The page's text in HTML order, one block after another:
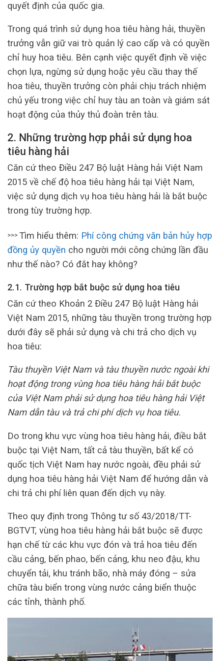
quyết định của quốc gia.
Trong quá trình sử dụng hoa tiêu hàng hải, thuyền
trưởng vẫn giữ vai trò quản lý cao cấp và có quyền
chỉ huy hoa tiêu. Bên cạnh việc quyết định về việc
chọn lựa, ngừng sử dụng hoặc yêu cầu thay thế
hoa tiêu, thuyền trưởng còn phải chịu trách nhiệm
chủ yếu trong việc chỉ huy tàu an toàn và giám sát
hoạt động của thủy thủ đoàn trên tàu.
2. Những trường hợp phải sử dụng hoa
tiêu hàng hải
Căn cứ theo Điều 247 Bộ luật Hàng hải Việt Nam
2015 về chế độ hoa tiêu hàng hải tại Việt Nam,
việc sử dụng dịch vụ hoa tiêu hàng hải là bắt buộc
trong tùy trường hợp.
>>> Tìm hiểu thêm: Phí công chứng văn bản hủy hợp
đồng ủy quyền cho người mới công chứng lần đầu
như thế nào? Có đắt hay không?
2.1. Trường hợp bắt buộc sử dụng hoa tiêu
Căn cứ theo Khoản 2 Điều 247 Bộ luật Hàng hải
Việt Nam 2015, những tàu thuyền trong trường hợp
dưới đây sẽ phải sử dụng và chi trả cho dịch vụ
hoa tiêu:
Tàu thuyền Việt Nam và tàu thuyền nước ngoài khi
hoạt động trong vùng hoa tiêu hàng hải bắt buộc
của Việt Nam phải sử dụng hoa tiêu hàng hải Việt
Nam dẫn tàu và trả chi phí dịch vụ hoa tiêu.
Do trong khu vực vùng hoa tiêu hàng hải, điều bắt
buộc tại Việt Nam, tất cả tàu thuyền, bất kể có
quốc tịch Việt Nam hay nước ngoài, đều phải sử
dụng hoa tiêu hàng hải Việt Nam để hướng dẫn và
chi trả chi phí liên quan đến dịch vụ này.
Theo quy định trong Thông tư số 43/2018/TT-
BGTVT, vùng hoa tiêu hàng hải bắt buộc sẽ được
hạn chế từ các khu vực đón và trả hoa tiêu đến
cầu cảng, bến phao, bến cảng, khu neo đậu, khu
chuyển tải, khu tránh bão, nhà máy đóng – sửa
chữa tàu biển trong vùng nước cảng biển thuộc
các tỉnh, thành phố.